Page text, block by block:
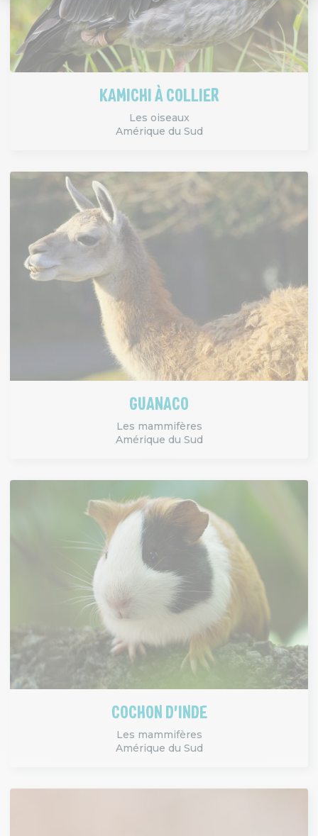
KAMICHI À COLLIER
Les oiseaux
Amérique du Sud
GUANACO
Les mammifères
Amérique du Sud
COCHON D'INDE
Les mammifères
Amérique du Sud